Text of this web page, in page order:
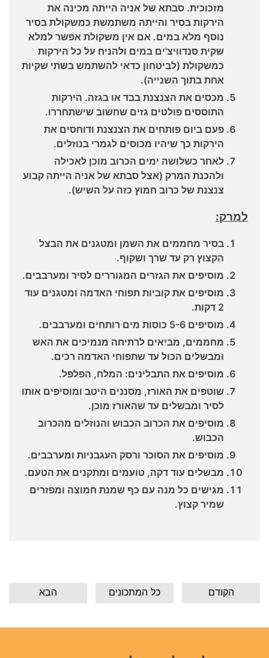
מזכוכית. סבתא של אניה הייתה מכינה את
הירקות בסיר והייתה משתמשת כמשקולת בסיר
נוסף מלא במים. אם אין משקולת אפשר למלא
שקית סנדוויצ'ים במים ולהניח על כל הירקות
כמשקולת (לביטחון כדאי להשתמש בשתי שקיות
אחת בתוך השנייה).
מכסים את הצנצנת בבד או בגזה. הירקות
התוססים פולטים גזים שחשוב שישתחררו.
פעם ביום פותחים את הצנצנת ודוחסים את
הירקות כך שיהיו מכוסים לגמרי בנוזלים.
לאחר כשלושה ימים הכרוב מוכן לאכילה
ולהכנת המרק (אצל סבתא של אניה הייתה קבוע
צנצנת של כרוב חמוץ כזה על השיש).
למרק:
בסיר מחממים את השמן ומטגנים את הבצל
הקצוץ רק עד שרך ושקוף.
מוסיפים את הגזרים המגוררים לסיר ומערבבים.
מוסיפים את קוביות תפוחי האדמה ומטגנים עוד
2 דקות.
מוסיפים 5-6 כוסות מים רותחים ומערבבים.
מחממים, מביאים לרתיחה מנמיכים את האש
ומבשלים הכול עד שתפוחי האדמה רכים.
מוסיפים את התבלינים: המלח, הפלפל.
שוטפים את האורז, מסננים היטב ומוסיפים אותו
לסיר ומבשלים עד שהאורז מוכן.
מוסיפים את הכרוב הכבוש והנוזלים מהכרוב
הכבוש.
מוסיפים את הסוכר ורסק העגבניות ומערבבים.
מבשלים עוד דקה, טועמים ומתקנים את הטעם.
מגישים כל מנה עם כף שמנת חמוצה ומפזרים
שמיר קצוץ.
הבא כל המתכונים הקודם